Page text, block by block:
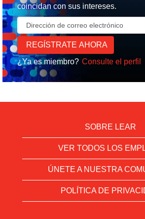
coincidan con sus intereses.
¿Ya es miembro? Consulte el perfil
SOBRE LEAR
VER TODOS LOS
ÚNETE A NUESTRA
POLÍTICA DE